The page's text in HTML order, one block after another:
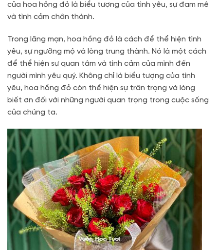
của hoa hồng đỏ là biểu tượng của tình yêu, sự đam mê
và tình cảm chân thành.
Trong lãng mạn, hoa hồng đỏ là cách để thể hiện tình
yêu, sự ngưỡng mộ và lòng trung thành. Nó là một cách
để thể hiện sự quan tâm và tình cảm của mình đến
người mình yêu quý. Không chỉ là biểu tượng của tình
yêu, hoa hồng đỏ còn thể hiện sự trân trọng và lòng
biết ơn đối với những người quan trọng trong cuộc sống
của chúng ta.